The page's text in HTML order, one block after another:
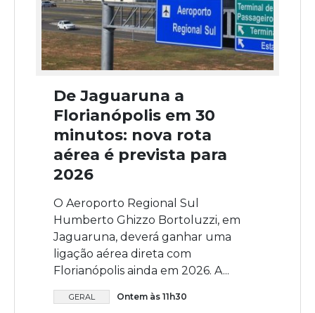
De Jaguaruna a
Florianópolis em 30
minutos: nova rota
aérea é prevista para
2026
O Aeroporto Regional Sul
Humberto Ghizzo Bortoluzzi, em
Jaguaruna, deverá ganhar uma
ligação aérea direta com
Florianópolis ainda em 2026. A...
GERAL Ontem às 11h30